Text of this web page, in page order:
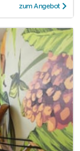
zum Angebot